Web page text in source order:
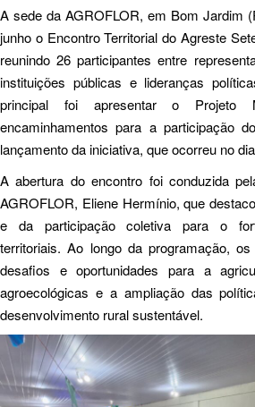
A sede da AGROFLOR, em Bom Jardim
junho o Encontro Territorial do Agreste
reunindo 26 participantes entre
instituições públicas e lideranças
principal foi apresentar o
encaminhamentos para a participação
lançamento da iniciativa, que ocorreu no
A abertura do encontro foi conduzida
AGROFLOR, Eliene Hermínio, que
e da participação coletiva para o
territoriais. Ao longo da programação,
desafios e oportunidades para a
agroecológicas e a ampliação das
desenvolvimento rural sustentável.